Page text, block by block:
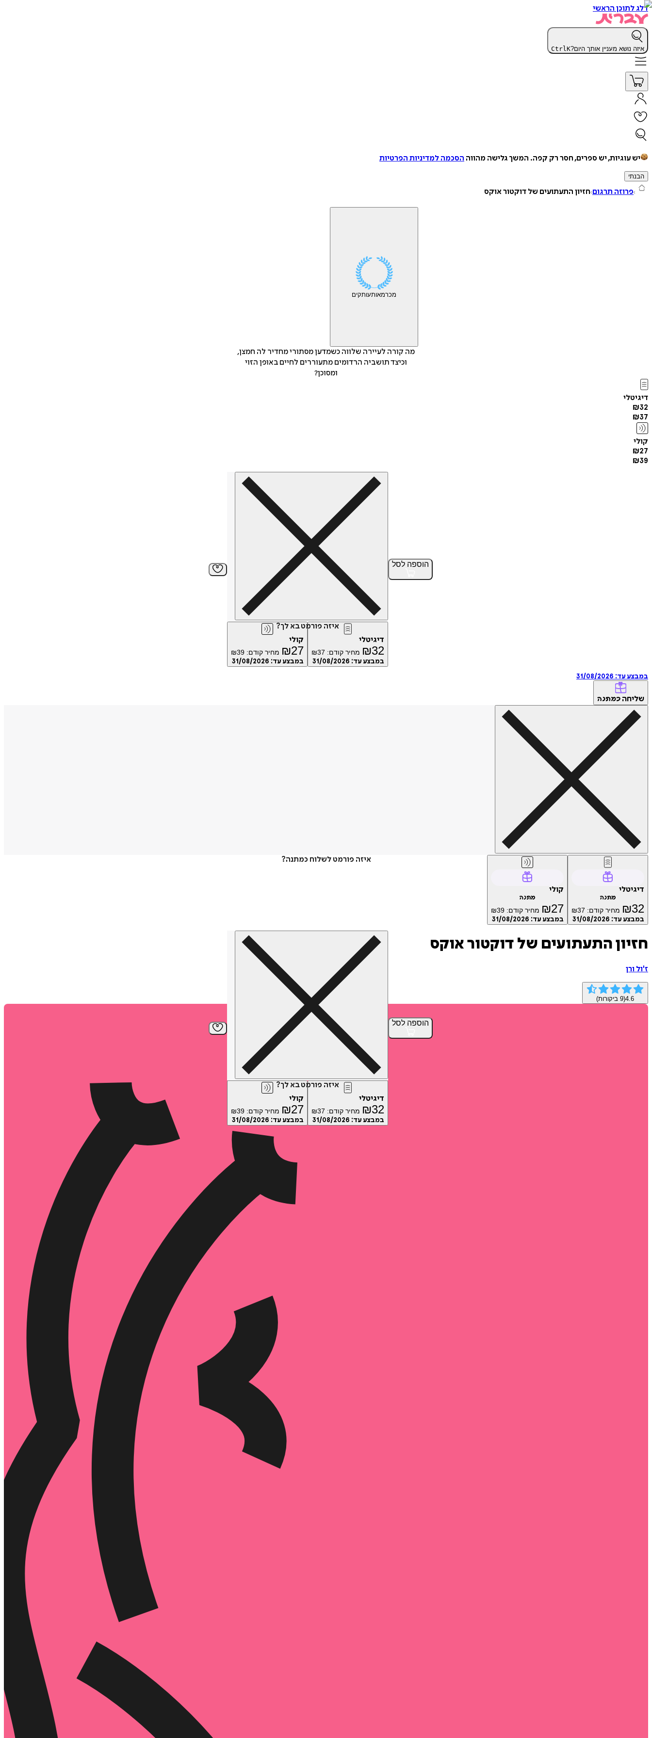
דלג לתוכן הראשי
איזה נושא מעניין אותך היום? CtrlK
יש עוגיות, יש ספרים, חסר רק קפה. המשך גלישה מהווה הסכמה למדיניות הפרטיות
הבנתי
פרוזה תרגום חזיון התעתועים של דוקטור אוקס
מכרמאותעותקים
מה קורה לעיירה שלווה כשמדען מסתורי מחדיר לה חמצן,
וכיצד תושביה הרדומים מתעוררים לחיים באופן הזוי
ומסוכן?
דיגיטלי
₪32
₪37
קולי
₪27
₪39
הוספה לסל
איזה פורמט בא לך?
דיגיטלי
₪32 מחיר קודם: ₪37
במבצע עד: 31/08/2026
קולי
₪27 מחיר קודם: ₪39
במבצע עד: 31/08/2026
במבצע עד: 31/08/2026
שליחה כמתנה
איזה פורמט לשלוח כמתנה?
דיגיטלי
מתנה
₪32 מחיר קודם: ₪37
במבצע עד: 31/08/2026
קולי
מתנה
₪27 מחיר קודם: ₪39
במבצע עד: 31/08/2026
הוספה לסל
איזה פורמט בא לך?
דיגיטלי
₪32 מחיר קודם: ₪37
במבצע עד: 31/08/2026
קולי
₪27 מחיר קודם: ₪39
במבצע עד: 31/08/2026
חזיון התעתועים של דוקטור אוקס
ז'ול ורן
4.6
(
9 ביקורות)